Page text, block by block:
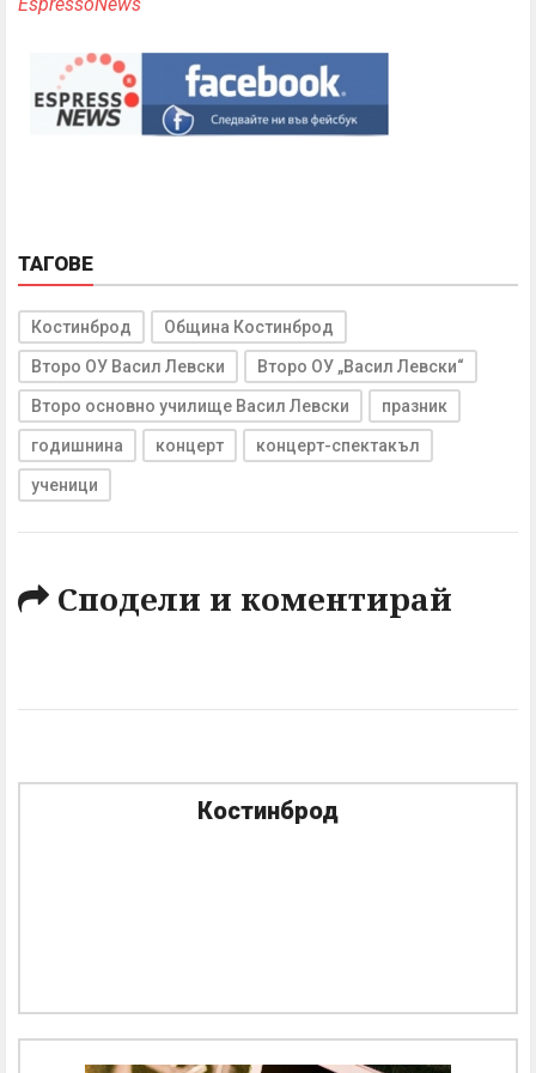
ТАГОВЕ
Костинброд Община Костинброд
Второ ОУ Васил Левски Второ ОУ „Васил Левски“
Второ основно училище Васил Левски празник
годишнина концерт концерт-спектакъл
ученици
Сподели и коментирай
Костинброд